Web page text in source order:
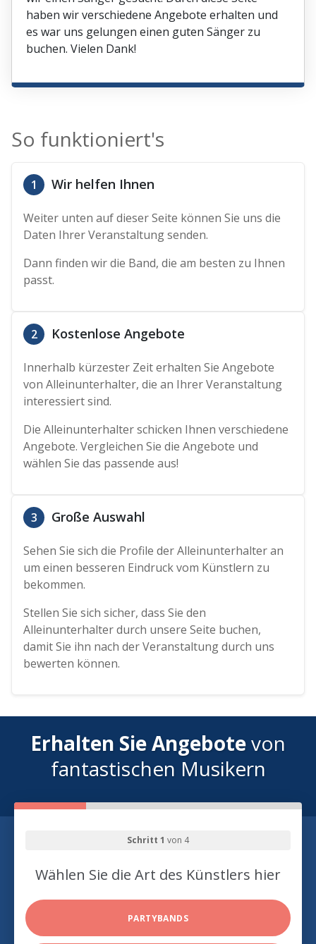
haben wir verschiedene Angebote erhalten und
es war uns gelungen einen guten Sänger zu
buchen. Vielen Dank!
So funktioniert's
1 Wir helfen Ihnen
Weiter unten auf dieser Seite können Sie uns die
Daten Ihrer Veranstaltung senden.
Dann finden wir die Band, die am besten zu Ihnen
passt.
2 Kostenlose Angebote
Innerhalb kürzester Zeit erhalten Sie Angebote
von Alleinunterhalter, die an Ihrer Veranstaltung
interessiert sind.
Die Alleinunterhalter schicken Ihnen verschiedene
Angebote. Vergleichen Sie die Angebote und
wählen Sie das passende aus!
3 Große Auswahl
Sehen Sie sich die Profile der Alleinunterhalter an
um einen besseren Eindruck vom Künstlern zu
bekommen.
Stellen Sie sich sicher, dass Sie den
Alleinunterhalter durch unsere Seite buchen,
damit Sie ihn nach der Veranstaltung durch uns
bewerten können.
Erhalten Sie Angebotevon
fantastischen Musikern
Schritt 1 von 4
Wählen Sie die Art des Künstlers hier
PARTYBANDS